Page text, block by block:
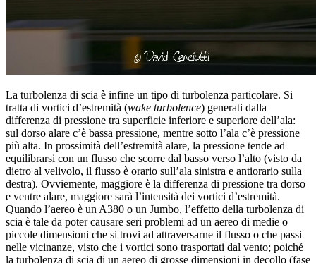
La turbolenza di scia è infine un tipo di turbolenza particolare. Si
tratta di vortici d’estremità (wake turbolence) generati dalla
differenza di pressione tra superficie inferiore e superiore dell’ala:
sul dorso alare c’è bassa pressione, mentre sotto l’ala c’è pressione
più alta. In prossimità dell’estremità alare, la pressione tende ad
equilibrarsi con un flusso che scorre dal basso verso l’alto (visto da
dietro al velivolo, il flusso è orario sull’ala sinistra e antiorario sulla
destra). Ovviemente, maggiore è la differenza di pressione tra dorso
e ventre alare, maggiore sarà l’intensità dei vortici d’estremità.
Quando l’aereo è un A380 o un Jumbo, l’effetto della turbolenza di
scia è tale da poter causare seri problemi ad un aereo di medie o
piccole dimensioni che si trovi ad attraversarne il flusso o che passi
nelle vicinanze, visto che i vortici sono trasportati dal vento; poiché
la turbolenza di scia di un aereo di grosse dimensioni in decollo (fase